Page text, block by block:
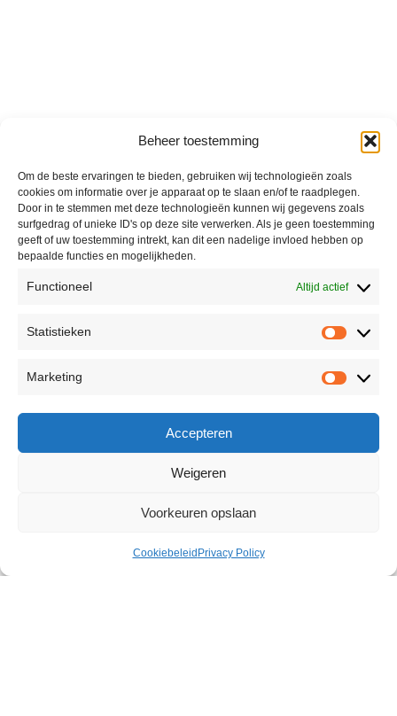
Beheer toestemming
Om de beste ervaringen te bieden, gebruiken wij technologieën zoals
cookies om informatie over je apparaat op te slaan en/of te raadplegen.
Door in te stemmen met deze technologieën kunnen wij gegevens zoals
surfgedrag of unieke ID's op deze site verwerken. Als je geen toestemming
geeft of uw toestemming intrekt, kan dit een nadelige invloed hebben op
bepaalde functies en mogelijkheden.
Functioneel Altijd actief
Statistieken
Marketing
Accepteren
Weigeren
Voorkeuren opslaan
Cookiebeleid Privacy Policy